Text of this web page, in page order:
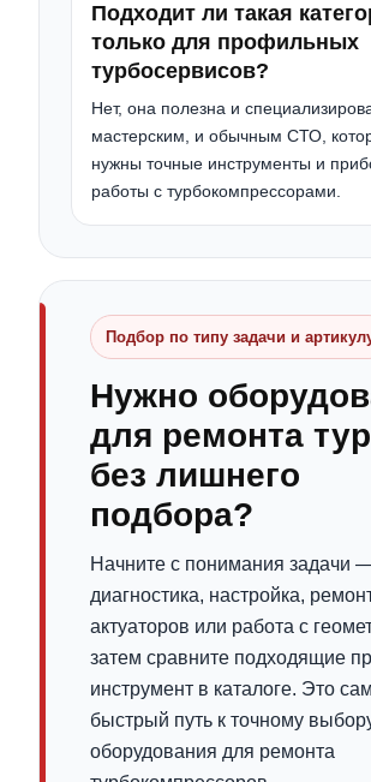
Подходит ли такая
только для профильных
турбосервисов?
Нет, она полезна и
мастерским, и обычным СТО,
нужны точные инструменты и
работы с турбокомпрессорами.
Подбор по типу задачи и
Нужно
для ремонта
без лишнего
подбора?
Начните с понимания задачи
диагностика, настройка,
актуаторов или работа с
затем сравните подходящие
инструмент в каталоге. Это
быстрый путь к точному
оборудования для ремонта